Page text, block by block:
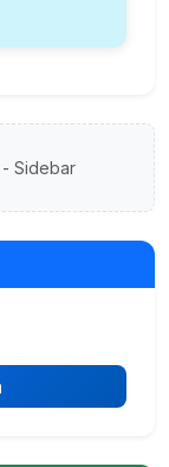
Sidebar